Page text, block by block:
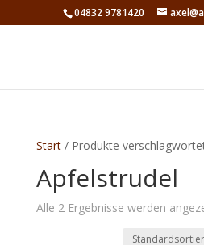
04832 9781420
Start/ Produkte
Apfelstrudel
Alle 2 Ergebnisse werden